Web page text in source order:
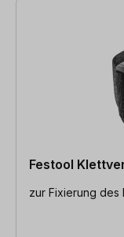
Festool
zur Fixierung des